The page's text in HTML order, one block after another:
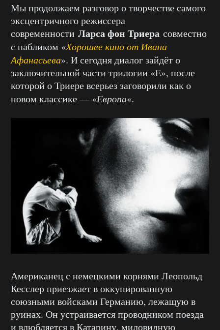
Мы продолжаем разговор о творчестве самого
эксцентричного режиссера
современности Ларса фон Триера совместно
с пабликом «Хорошее кино от Ивана
Афанасьева». И сегодня диалог зайдёт о
заключительной части трилогии «Е», после
которой о Триере всерьез заговорили как о
новом классике — «Европа«.
Американец с немецкими корнями Леопольд
Кесслер приезжает в оккупированную
союзными войсками Германию, лежащую в
руинах. Он устраивается проводником поезда
и влюбляется в Катарину, миловидную